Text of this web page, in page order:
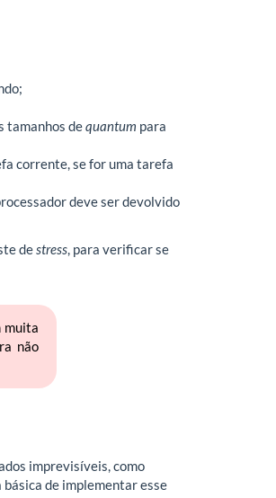
tamanhos dequantum para
corrente, se for uma tarefa
deve ser devolvido
destress, para verificar se
muita
não
imprevisíveis, como
de implementar esse